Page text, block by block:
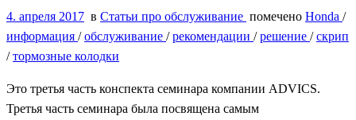
4. апреля 2017 в Статьи про обслуживание помечено Honda /
информация /обслуживание /рекомендации /решение /скрип
/тормозные колодки
Это третья часть конспекта семинара компании ADVICS.
Третья часть семинара была посвящена самым